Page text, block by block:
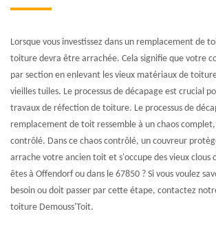
Lorsque vous investissez dans un remplacement de
toiture devra être arrachée. Cela signifie que votre
par section en enlevant les vieux matériaux de
vieilles tuiles. Le processus de décapage est crucial
travaux de réfection de toiture. Le processus de
remplacement de toit ressemble à un chaos
contrôlé. Dans ce chaos contrôlé, un couvreur
arrache votre ancien toit et s'occupe des vieux clous
êtes à Offendorf ou dans le 67850 ? Si vous voulez
besoin ou doit passer par cette étape, contactez
toiture Demouss'Toit.